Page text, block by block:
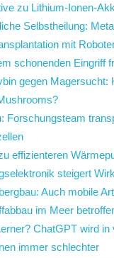
zu Lithium-Ionen-
Selbstheilung:
mit
schonenden Eingriff
gegen Magersucht:
Forschungsteam
effizienteren
steigert
Auch mobile
im Meer
ChatGPT wird in
immer schlechter